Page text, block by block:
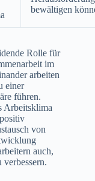
bewältigen
Rolle für
im
arbeiten
einer
führen.
Arbeitsklima
von
auch,